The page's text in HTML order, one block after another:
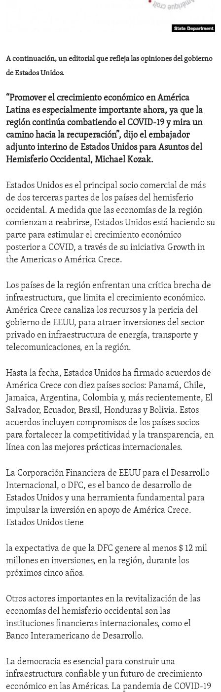
A continuación, un editorial que refleja las opiniones del gobierno
de Estados Unidos.
“Promover el crecimiento económico en América
Latina es especialmente importante ahora, ya que la
región continúa combatiendo el COVID-19 y mira un
camino hacia la recuperación”, dijo el embajador
adjunto interino de Estados Unidos para Asuntos del
Hemisferio Occidental, Michael Kozak.
Estados Unidos es el principal socio comercial de más
de dos terceras partes de los países del hemisferio
occidental. A medida que las economías de la región
comienzan a reabrirse, Estados Unidos está haciendo su
parte para estimular el crecimiento económico
posterior a COVID, a través de su iniciativa Growth in
the Americas o América Crece.
Los países de la región enfrentan una crítica brecha de
infraestructura, que limita el crecimiento económico.
América Crece canaliza los recursos y la pericia del
gobierno de EEUU, para atraer inversiones del sector
privado en infraestructura de energía, transporte y
telecomunicaciones, en la región.
Hasta la fecha, Estados Unidos ha firmado acuerdos de
América Crece con diez países socios: Panamá, Chile,
Jamaica, Argentina, Colombia y, más recientemente, El
Salvador, Ecuador, Brasil, Honduras y Bolivia. Estos
acuerdos incluyen compromisos de los países socios
para fortalecer la competitividad y la transparencia, en
línea con las mejores prácticas internacionales.
La Corporación Financiera de EEUU para el Desarrollo
Internacional, o DFC, es el banco de desarrollo de
Estados Unidos y una herramienta fundamental para
impulsar la inversión en apoyo de América Crece.
Estados Unidos tiene
la expectativa de que la DFC genere al menos $ 12 mil
millones en inversiones, en la región, durante los
próximos cinco años.
Otros actores importantes en la revitalización de las
economías del hemisferio occidental son las
instituciones financieras internacionales, como el
Banco Interamericano de Desarrollo.
La democracia es esencial para construir una
infraestructura confiable y un futuro de crecimiento
económico en las Américas. La pandemia de COVID-19